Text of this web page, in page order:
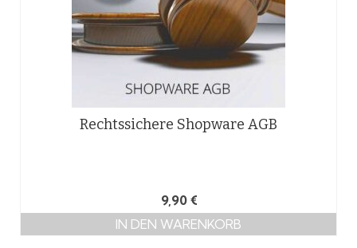
Rechtssichere Shopware AGB
9,90 €
IN DEN WARENKORB